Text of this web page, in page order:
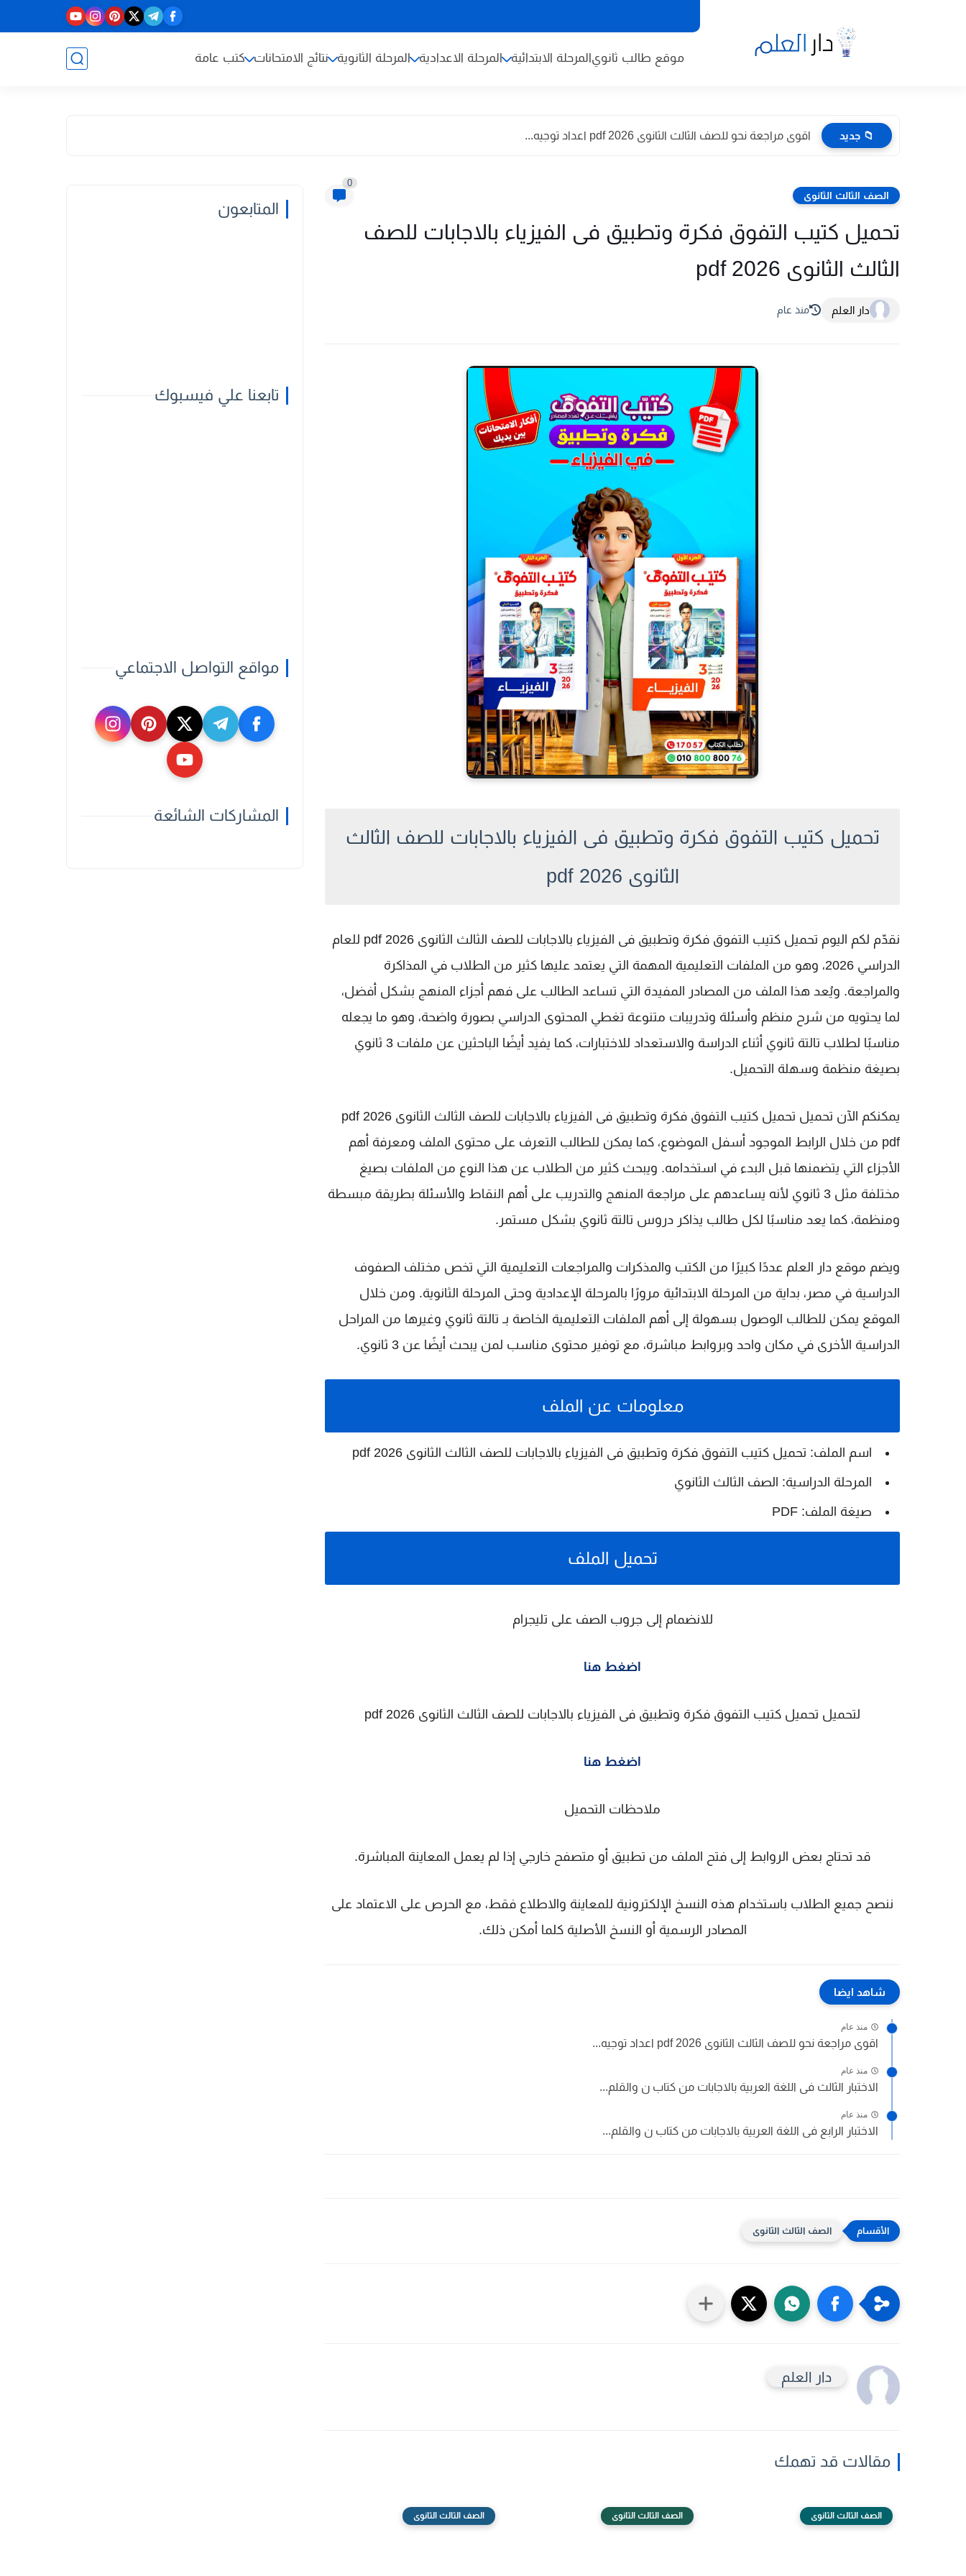
موقع طالب ثانويالمرحلة الابتدائية المرحلة الاعدادية المرحلة الثانوية نتائج الامتحانات كتب عامة
📁 جديد اقوى مراجعة نحو للصف الثالث الثانوى 2026 pdf اعداد توجيه...
الصف الثالث الثانوى
0
تحميل كتيب التفوق فكرة وتطبيق فى الفيزياء بالاجابات للصف
الثالث الثانوى 2026 pdf
دار العلم منذ عام
تحميل كتيب التفوق فكرة وتطبيق فى الفيزياء بالاجابات للصف الثالث
الثانوى 2026 pdf
نقدّم لكم اليوم تحميل كتيب التفوق فكرة وتطبيق فى الفيزياء بالاجابات للصف الثالث الثانوى 2026 pdf
للعام
الدراسي 2026، وهو من الملفات التعليمية المهمة التي يعتمد عليها كثير من الطلاب في المذاكرة
والمراجعة. ويُعد هذا الملف من المصادر المفيدة التي تساعد الطالب على فهم أجزاء المنهج بشكل أفضل،
لما يحتويه من شرح منظم وأسئلة وتدريبات متنوعة تغطي المحتوى الدراسي بصورة واضحة، وهو ما يجعله
مناسبًا لطلاب تالتة ثانوي أثناء الدراسة والاستعداد للاختبارات، كما يفيد أيضًا الباحثين عن ملفات 3 ثانوي
بصيغة منظمة وسهلة التحميل.
يمكنكم الآن تحميل
تحميل كتيب التفوق فكرة وتطبيق فى الفيزياء بالاجابات للصف الثالث الثانوى 2026 pdf
pdf من خلال الرابط الموجود أسفل الموضوع، كما يمكن للطالب التعرف على محتوى الملف ومعرفة أهم
الأجزاء التي يتضمنها قبل البدء في استخدامه. ويبحث كثير من الطلاب عن هذا النوع من الملفات بصيغ
مختلفة مثل 3 ثانوي
لأنه يساعدهم على مراجعة المنهج والتدريب على أهم النقاط والأسئلة بطريقة مبسطة
ومنظمة، كما يعد مناسبًا لكل طالب يذاكر دروس تالتة ثانوي بشكل مستمر.
ويضم موقع دار العلم عددًا كبيرًا من الكتب والمذكرات والمراجعات التعليمية التي تخص مختلف الصفوف
الدراسية في مصر، بداية من المرحلة الابتدائية مرورًا بالمرحلة الإعدادية وحتى المرحلة الثانوية. ومن خلال
الموقع يمكن للطالب الوصول بسهولة إلى أهم الملفات التعليمية الخاصة بـ تالتة ثانوي وغيرها من المراحل
الدراسية الأخرى في مكان واحد وبروابط مباشرة، مع توفير محتوى مناسب لمن يبحث أيضًا عن 3 ثانوي .
معلومات عن الملف
اسم الملف: تحميل كتيب التفوق فكرة وتطبيق فى الفيزياء بالاجابات للصف الثالث الثانوى 2026 pdf
المرحلة الدراسية: الصف الثالث الثانوي
صيغة الملف: PDF
تحميل الملف
للانضمام إلى جروب الصف على تليجرام
اضغط هنا
لتحميل تحميل كتيب التفوق فكرة وتطبيق فى الفيزياء بالاجابات للصف الثالث الثانوى 2026 pdf
اضغط هنا
ملاحظات التحميل
قد تحتاج بعض الروابط إلى فتح الملف من تطبيق أو متصفح خارجي إذا لم يعمل المعاينة المباشرة.
ننصح جميع الطلاب باستخدام هذه النسخ الإلكترونية للمعاينة والاطلاع فقط، مع الحرص على الاعتماد على
المصادر الرسمية أو النسخ الأصلية كلما أمكن ذلك.
شاهد ايضا
منذ عام
اقوى مراجعة نحو للصف الثالث الثانوى 2026 pdf اعداد توجيه...
منذ عام
الاختبار الثالث فى اللغة العربية بالاجابات من كتاب ن والقلم...
منذ عام
الاختبار الرابع فى اللغة العربية بالاجابات من كتاب ن والقلم...
الصف الثالث الثانوى
دار العلم
مقالات قد تهمك
الصف الثالث الثانوى الصف الثالث الثانوى الصف الثالث الثانوى
المتابعون
تابعنا علي فيسبوك
مواقع التواصل الاجتماعي
المشاركات الشائعة